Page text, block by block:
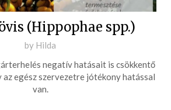
(Hippophae spp.)
Posted
on
2016-
05-
by Hilda
negatív hatásait is csökkentő
az egész szervezetre jótékony hatással
van.